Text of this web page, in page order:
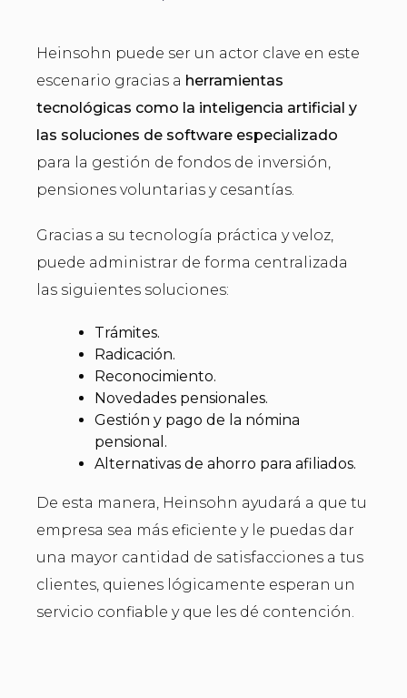
Heinsohn puede ser un actor clave en este
escenario gracias a herramientas
tecnológicas como la inteligencia artificial y
las soluciones de software especializado
para la gestión de fondos de inversión,
pensiones voluntarias y cesantías.
Gracias a su tecnología práctica y veloz,
puede administrar de forma centralizada
las siguientes soluciones:
Trámites.
Radicación.
Reconocimiento.
Novedades pensionales.
Gestión y pago de la nómina
pensional.
Alternativas de ahorro para afiliados.
De esta manera, Heinsohn ayudará a que tu
empresa sea más eficiente y le puedas dar
una mayor cantidad de satisfacciones a tus
clientes, quienes lógicamente esperan un
servicio confiable y que les dé contención.